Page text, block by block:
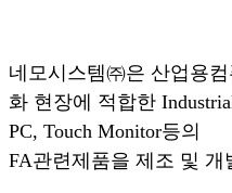
네모시스템㈜은 산업용
화 현장에 적합한
PC, Touch Monitor등의
FA관련제품을 제조 및